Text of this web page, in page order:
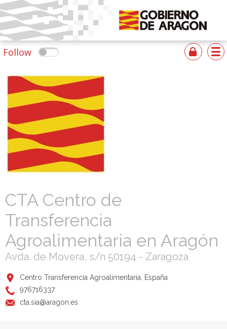
Follow
CTA Centro de
Transferencia
Agroalimentaria en Aragón
Avda. de Movera, s/n 50194 - Zaragoza
Centro Transferencia Agroalimentaria, España
976716337
cta.sia@aragon.es